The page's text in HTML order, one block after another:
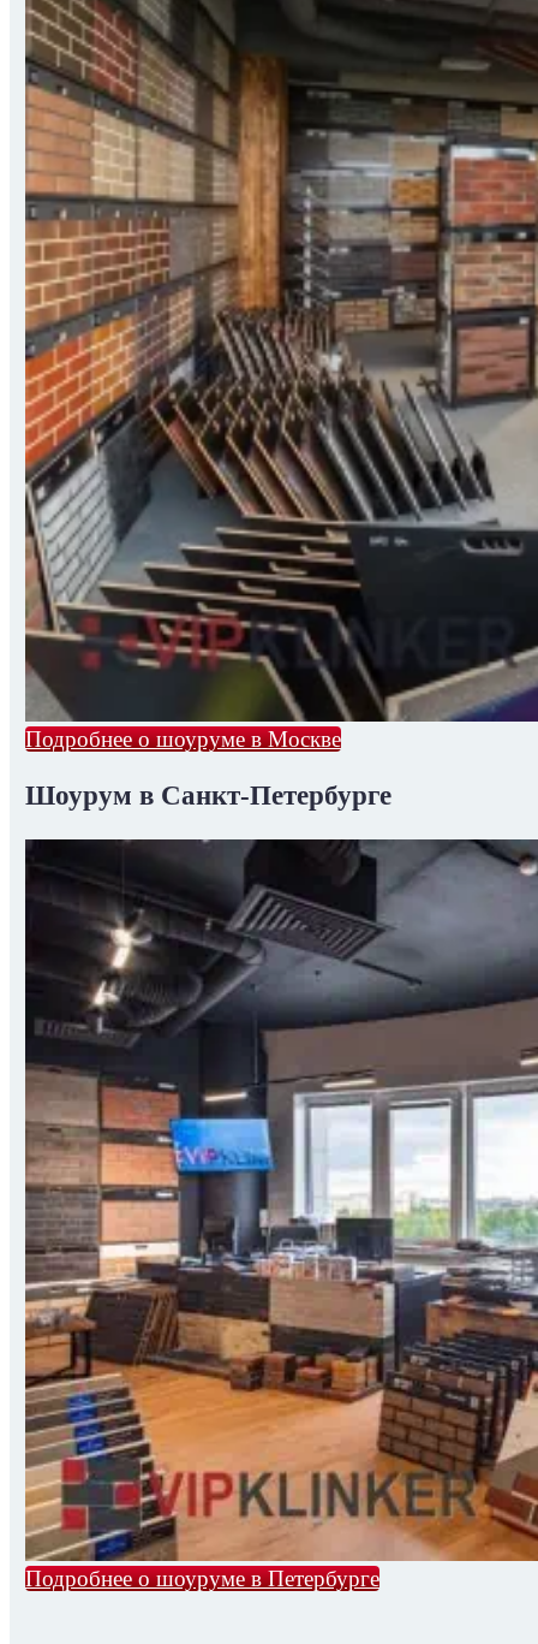
Подробнее о шоуруме в Москве
Шоурум в Санкт-Петербурге
Подробнее о шоуруме в Петербурге